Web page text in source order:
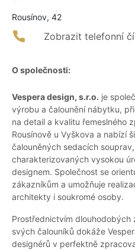
Rousínov, 42
Zobrazit telefonní
O společnosti:
Vespera design, s.r.o. je
výrobu a čalounění nábytku,
na detail a kvalitu řemeslného
Rousínově u Vyškova a nabízí
čalouněných sedacích
charakterizovaných vysokou
designem. Společnost se
zákazníkům a umožňuje
architekty i soukromé osoby.
Prostřednictvím dlouhodobých
svých čalouníků dokáže
designérů v perfektně